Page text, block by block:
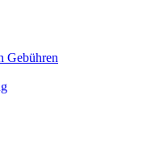
Gebühren